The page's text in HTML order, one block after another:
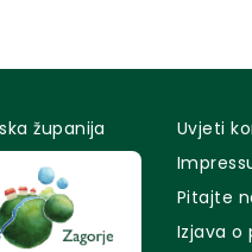
županija
Uvjeti
Pitajte
Izjava o